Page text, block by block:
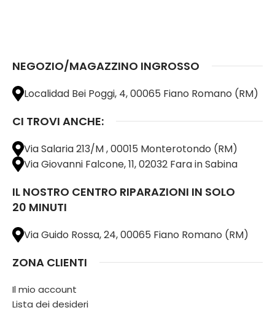
NEGOZIO/MAGAZZINO INGROSSO
Localidad Bei Poggi, 4, 00065 Fiano Romano (RM)
CI TROVI ANCHE:
Via Salaria 213/M , 00015 Monterotondo (RM)
Via Giovanni Falcone, 11, 02032 Fara in Sabina
IL NOSTRO CENTRO RIPARAZIONI IN SOLO
20 MINUTI
Via Guido Rossa, 24, 00065 Fiano Romano (RM)
ZONA CLIENTI
Il mio account
Lista dei desideri